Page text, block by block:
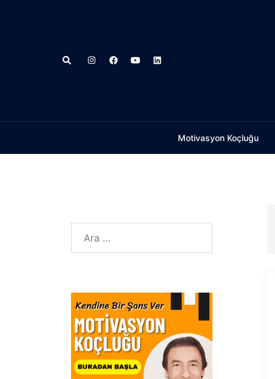
Search
Motivasyon Koçluğu